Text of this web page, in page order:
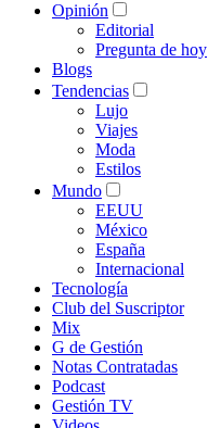
Opinión
Editorial
Pregunta de hoy
Blogs
Tendencias
Lujo
Viajes
Moda
Estilos
Mundo
EEUU
México
España
Internacional
Tecnología
Club del Suscriptor
Mix
G de Gestión
Notas Contratadas
Podcast
Gestión TV